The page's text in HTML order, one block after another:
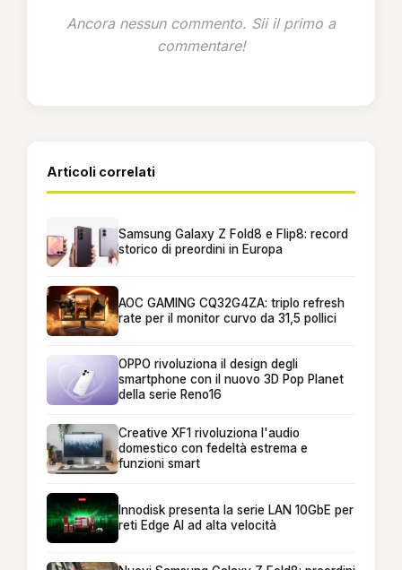
Ancora nessun commento. Sii il primo a
commentare!
Articoli correlati
Samsung Galaxy Z Fold8 e Flip8: record
storico di preordini in Europa
AOC GAMING CQ32G4ZA: triplo refresh
rate per il monitor curvo da 31,5 pollici
OPPO rivoluziona il design degli
smartphone con il nuovo 3D Pop Planet
della serie Reno16
Creative XF1 rivoluziona l'audio
domestico con fedeltà estrema e
funzioni smart
Innodisk presenta la serie LAN 10GbE per
reti Edge AI ad alta velocità